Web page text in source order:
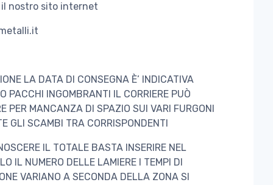
nostro sito internet
LA DATA DI CONSEGNA È’ INDICATIVA
PACCHI INGOMBRANTI IL CORRIERE PUÒ
PER MANCANZA DI SPAZIO SUI VARI FURGONI
GLI SCAMBI TRA CORRISPONDENTI
IL TOTALE BASTA INSERIRE NEL
IL NUMERO DELLE LAMIERE I TEMPI DI
VARIANO A SECONDA DELLA ZONA SI